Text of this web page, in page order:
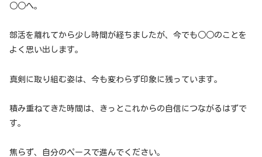
○○へ。
部活を離れてから少し時間が経ちましたが、今でも○○のことを
よく思い出します。
真剣に取り組む姿は、今も変わらず印象に残っています。
積み重ねてきた時間は、きっとこれからの自信につながるはずで
す。
焦らず、自分のペースで進んでください。